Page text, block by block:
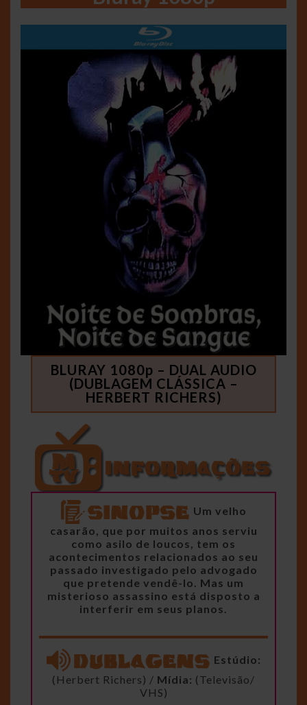
BLURAY 1080p – DUAL AUDIO
(DUBLAGEM CLÁSSICA –
HERBERT RICHERS)
Um velho
casarão, que por muitos anos serviu
como asilo de loucos, tem os
acontecimentos relacionados ao seu
passado investigado pelo advogado
que pretende vendê-lo. Mas um
misterioso assassino está disposto a
interferir em seus planos.
Estúdio:
(Herbert Richers) / Mídia: (Televisão/
VHS)